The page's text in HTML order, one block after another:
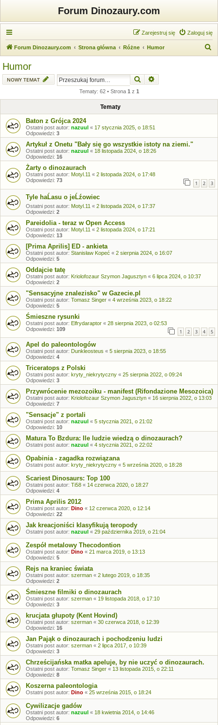
Forum Dinozaury.com
Zaloguj się
Zarejestruj się
Forum Dinozaury.com Strona główna Różne Humor
Humor
NOWY TEMAT Szukaj
Tematy: 62 • Strona 1 z 1
Tematy
Baton z Grójca 2024
Ostatni post autor: nazuul « 17 stycznia 2025, o 18:51
Odpowiedzi: 3
Artykuł z Onetu "Bały się go wszystkie istoty na ziemi."
Ostatni post autor: nazuul « 18 listopada 2024, o 18:26
Odpowiedzi: 16
Żarty o dinozaurach
Ostatni post autor: Motyl.11 « 2 listopada 2024, o 17:48
Odpowiedzi: 73 1 2 3
Tyle haĹasu o jeĹźowiec
Ostatni post autor: Motyl.11 « 2 listopada 2024, o 17:37
Odpowiedzi: 2
Pareidolia - teraz w Open Access
Ostatni post autor: Motyl.11 « 2 listopada 2024, o 17:21
Odpowiedzi: 13
[Prima Aprilis] ED - ankieta
Ostatni post autor: Stanisław Kopeć « 2 sierpnia 2024, o 16:07
Odpowiedzi: 5
Oddajcie tatę
Ostatni post autor: Kriolofozaur Szymon Jagusztyn « 6 lipca 2024, o 10:37
Odpowiedzi: 2
"Sensacyjne znalezisko" w Gazecie.pl
Ostatni post autor: Tomasz Singer « 4 września 2023, o 18:22
Odpowiedzi: 5
Śmieszne rysunki
Ostatni post autor: Elfrydaraptor « 28 sierpnia 2023, o 02:53
Odpowiedzi: 109 1 2 3 4 5
Apel do paleontologów
Ostatni post autor: Dunkleosteus « 5 sierpnia 2023, o 18:55
Odpowiedzi: 4
Triceratops z Polski
Ostatni post autor: kryty_niekrytyczny « 25 sierpnia 2022, o 09:24
Odpowiedzi: 3
Przywrócenie mezozoiku - manifest (Rifondazione Mesozoica)
Ostatni post autor: Kriolofozaur Szymon Jagusztyn « 16 sierpnia 2022, o 13:03
Odpowiedzi: 7
"Sensacje" z portali
Ostatni post autor: nazuul « 5 stycznia 2021, o 21:02
Odpowiedzi: 10
Matura To Bzdura: Ile ludzie wiedzą o dinozaurach?
Ostatni post autor: nazuul « 4 stycznia 2021, o 22:02
Opabinia - zagadka rozwiązana
Ostatni post autor: kryty_niekrytyczny « 5 września 2020, o 18:28
Scariest Dinosaurs: Top 100
Ostatni post autor: Ti58 « 14 czerwca 2020, o 18:27
Odpowiedzi: 4
Prima Aprilis 2012
Ostatni post autor: Dino « 12 czerwca 2020, o 12:14
Odpowiedzi: 22
Jak kreacjoniści klasyfikują teropody
Ostatni post autor: nazuul « 29 października 2019, o 21:04
Zespół metalowy Thecodontion
Ostatni post autor: Dino « 21 marca 2019, o 13:13
Odpowiedzi: 5
Rejs na kraniec świata
Ostatni post autor: szerman « 2 lutego 2019, o 18:35
Odpowiedzi: 2
Śmieszne filmiki o dinozaurach
Ostatni post autor: szerman « 19 listopada 2018, o 17:10
Odpowiedzi: 3
krucjata głupoty (Kent Hovind)
Ostatni post autor: szerman « 30 czerwca 2018, o 12:39
Odpowiedzi: 16
Jan Pająk o dinozaurach i pochodzeniu ludzi
Ostatni post autor: szerman « 2 lipca 2017, o 10:39
Odpowiedzi: 3
Chrześcijańska matka apeluje, by nie uczyć o dinozaurach.
Ostatni post autor: Tomasz Singer « 13 listopada 2015, o 22:11
Odpowiedzi: 8
Koszerna paleontologia
Ostatni post autor: Dino « 25 września 2015, o 18:24
Cywilizacje gadów
Ostatni post autor: nazuul « 18 kwietnia 2014, o 14:46
Odpowiedzi: 6